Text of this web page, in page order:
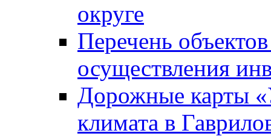
округе
Перечень
осуществления
Дорожные карты
климата в